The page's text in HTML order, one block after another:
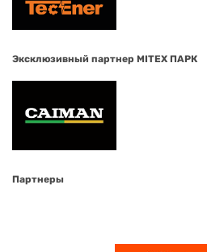
Эксклюзивный партнер MITEX ПАРК
Партнеры